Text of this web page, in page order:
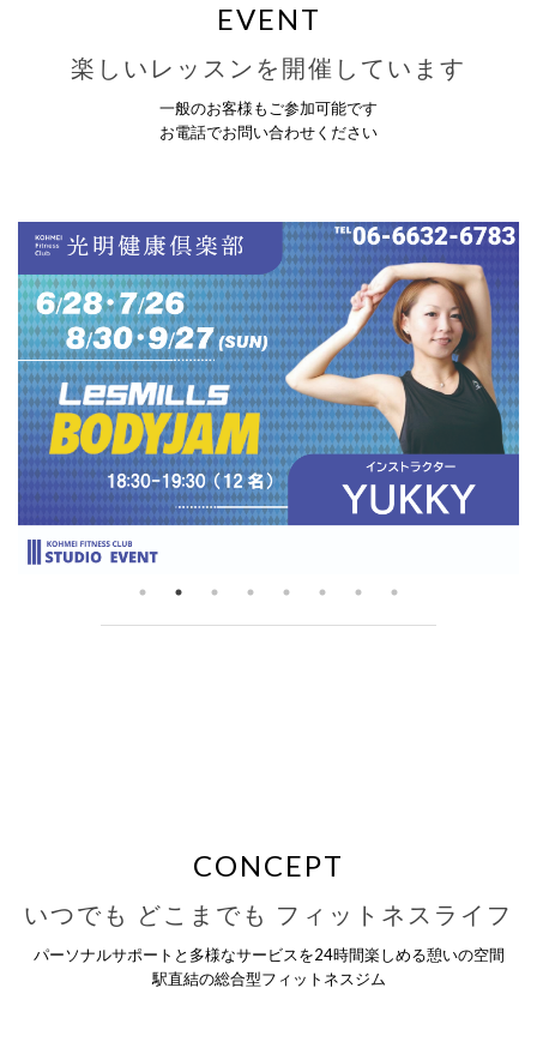
EVENT
楽しいレッスンを開催しています
一般のお客様もご参加可能です
お電話でお問い合わせください
CONCEPT
いつでも どこまでも フィットネスライフ
パーソナルサポートと多様なサービスを24時間楽しめる憩いの空間
駅直結の総合型フィットネスジム